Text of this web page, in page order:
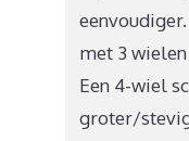
met 3
Een 4-wiel
groter/